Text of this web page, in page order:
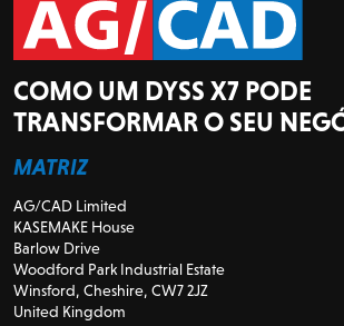
COMO UM DYSS X7 PODE
TRANSFORMAR O SEU
MATRIZ
AG/CAD Limited
KASEMAKE House
Barlow Drive
Woodford Park Industrial Estate
Winsford, Cheshire, CW7 2JZ
United Kingdom